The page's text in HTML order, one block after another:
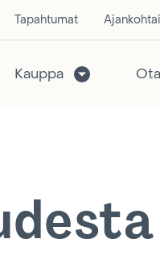
Tapahtumat
Kauppa